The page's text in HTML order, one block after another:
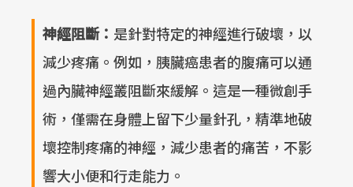
神經阻斷： 是針對特定的神經進行破壞，以
減少疼痛。例如，胰臟癌患者的腹痛可以通
過內臟神經叢阻斷來緩解。這是一種微創手
術，僅需在身體上留下少量針孔，精準地破
壞控制疼痛的神經，減少患者的痛苦，不影
響大小便和行走能力。